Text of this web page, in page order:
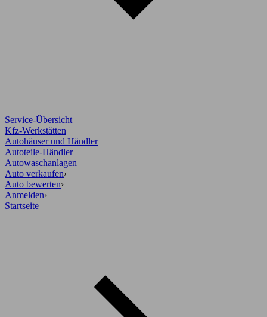
Service-Übersicht
Kfz-Werkstätten
Autohäuser und Händler
Autoteile-Händler
Autowaschanlagen
Auto verkaufen›
Auto bewerten›
Anmelden›
Startseite